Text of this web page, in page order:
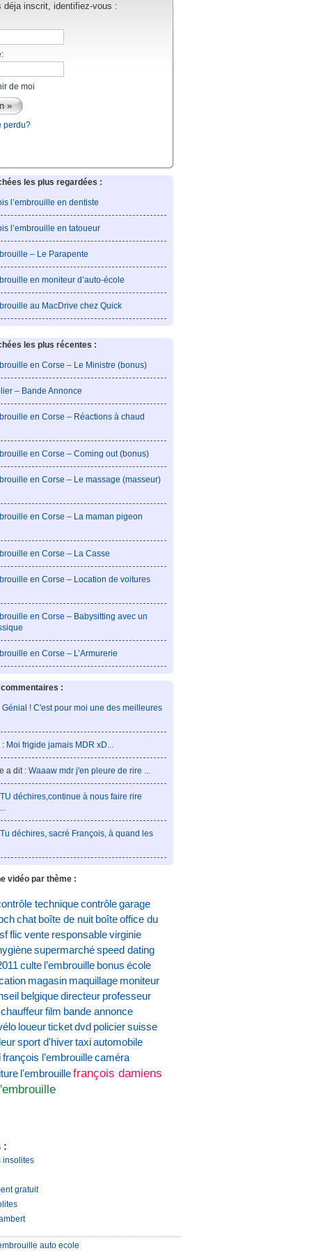
déja inscrit, identifiez-vous :
de moi
perdu?
les plus regardées :
l’embrouille en dentiste
l’embrouille en tatoueur
– Le Parapente
en moniteur d’auto-école
au MacDrive chez Quick
les plus récentes :
en Corse – Le Ministre (bonus)
– Bande Annonce
en Corse – Réactions à chaud
en Corse – Coming out (bonus)
en Corse – Le massage (masseur)
en Corse – La maman pigeon
en Corse – La Casse
en Corse – Location de voitures
en Corse – Babysitting avec un
en Corse – L’Armurerie
:
Génial ! C'est pour moi une des meilleures
: Moi frigide jamais MDR xD...
a dit : Waaaw mdr j'en pleure de rire ...
TU déchires,continue à nous faire rire
Tu déchires, sacré François, à quand les
vidéo par thème :
techniquecontrôlegarage
chat boîte de nuit boîteoffice du
flic vente responsablevirginie
supermarchéspeed dating
culte l’embrouille bonus école
magasin maquillage moniteur
belgiquedirecteur professeur
chauffeurfilm bande annonce
loueurticketdvd policiersuisse
sport d'hivertaxiautomobile
françois l’embrouillecaméra
l'embrouillefrançois damiens
:
insolites
gratuit
auto ecole